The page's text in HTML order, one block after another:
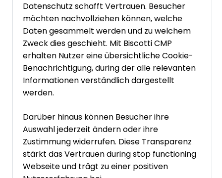
Datenschutz schafft Vertrauen. Besucher
möchten nachvollziehen können, welche
Daten gesammelt werden und zu welchem
Zweck dies geschieht. Mit Biscotti CMP
erhalten Nutzer eine übersichtliche Cookie-
Benachrichtigung, during der alle relevanten
Informationen verständlich dargestellt
werden.
Darüber hinaus können Besucher ihre
Auswahl jederzeit ändern oder ihre
Zustimmung widerrufen. Diese Transparenz
stärkt das Vertrauen during stop functioning
Webseite und trägt zu einer positiven